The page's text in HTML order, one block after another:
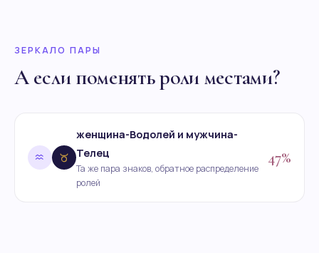
ЗЕРКАЛО ПАРЫ
А если поменять роли местами?
женщина-Водолей и мужчина-
Телец
Та же пара знаков, обратное распределение
ролей
47%